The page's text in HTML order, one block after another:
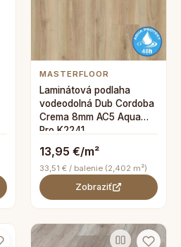
MASTERFLOOR
Laminátová podlaha
vodeodolná Dub Cordoba
Crema 8mm AC5 Aqua
Pro K2241
13,95 €/m²
33,51 € / balenie (2,402 m²)
Zobraziť